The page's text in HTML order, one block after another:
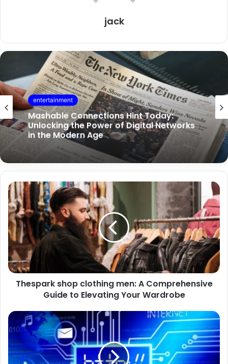
jack
entertainment
Mashable Connections Hint Today:
Unlocking the Power of Digital Networks
in the Modern Age
Thespark shop clothing men: A Comprehensive
Guide to Elevating Your Wardrobe